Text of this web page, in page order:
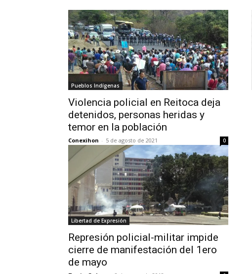
Pueblos Indígenas
Violencia policial en Reitoca deja
detenidos, personas heridas y
temor en la población
Conexihon - 5 de agosto de 2021 0
Libertad de Expresión
Represión policial-militar impide
cierre de manifestación del 1ero
de mayo